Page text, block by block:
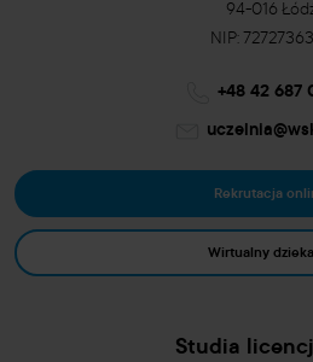
94-016
NIP:
+48 42 687
Rekrutacja
Wirtualny
Studia